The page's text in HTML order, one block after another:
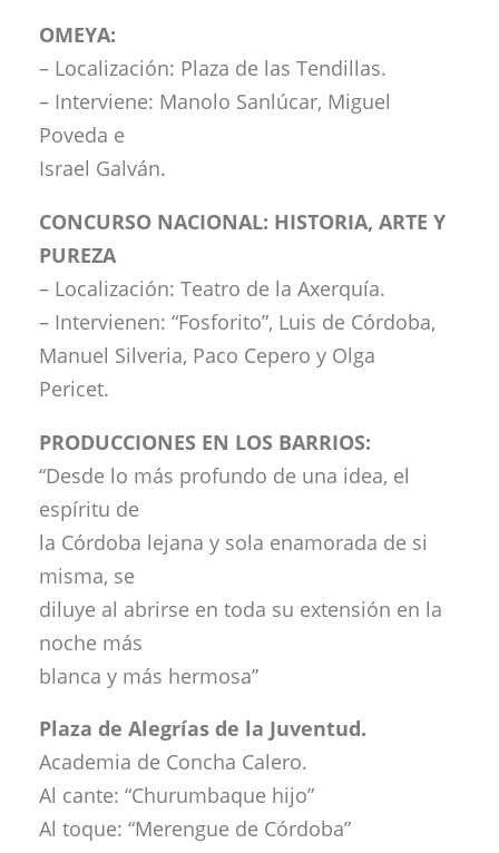
OMEYA:
– Localización: Plaza de las Tendillas.
– Interviene: Manolo Sanlúcar, Miguel
Poveda e
Israel Galván.
CONCURSO NACIONAL: HISTORIA, ARTE Y
PUREZA
– Localización: Teatro de la Axerquía.
– Intervienen: “Fosforito”, Luis de Córdoba,
Manuel Silveria, Paco Cepero y Olga
Pericet.
PRODUCCIONES EN LOS BARRIOS:
“Desde lo más profundo de una idea, el
espíritu de
la Córdoba lejana y sola enamorada de si
misma, se
diluye al abrirse en toda su extensión en la
noche más
blanca y más hermosa”
Plaza de Alegrías de la Juventud.
Academia de Concha Calero.
Al cante: “Churumbaque hijo”
Al toque: “Merengue de Córdoba”